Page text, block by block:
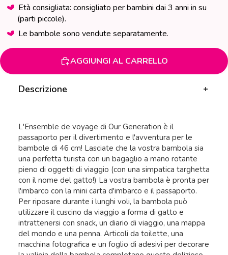
Età consigliata: consigliato per bambini dai 3 anni in su
(parti piccole).
Le bambole sono vendute separatamente.
AGGIUNGI AL CARRELLO
Descrizione
L'Ensemble de voyage di Our Generation è il
passaporto per il divertimento e l'avventura per le
bambole di 46 cm! Lasciate che la vostra bambola sia
una perfetta turista con un bagaglio a mano rotante
pieno di oggetti di viaggio (con una simpatica targhetta
con il nome del gatto!) La vostra bambola è pronta per
l'imbarco con la mini carta d'imbarco e il passaporto.
Per riposare durante i lunghi voli, la bambola può
utilizzare il cuscino da viaggio a forma di gatto e
intrattenersi con snack, un diario di viaggio, una mappa
del mondo e una penna. Articoli da toilette, una
macchina fotografica e un foglio di adesivi per decorare